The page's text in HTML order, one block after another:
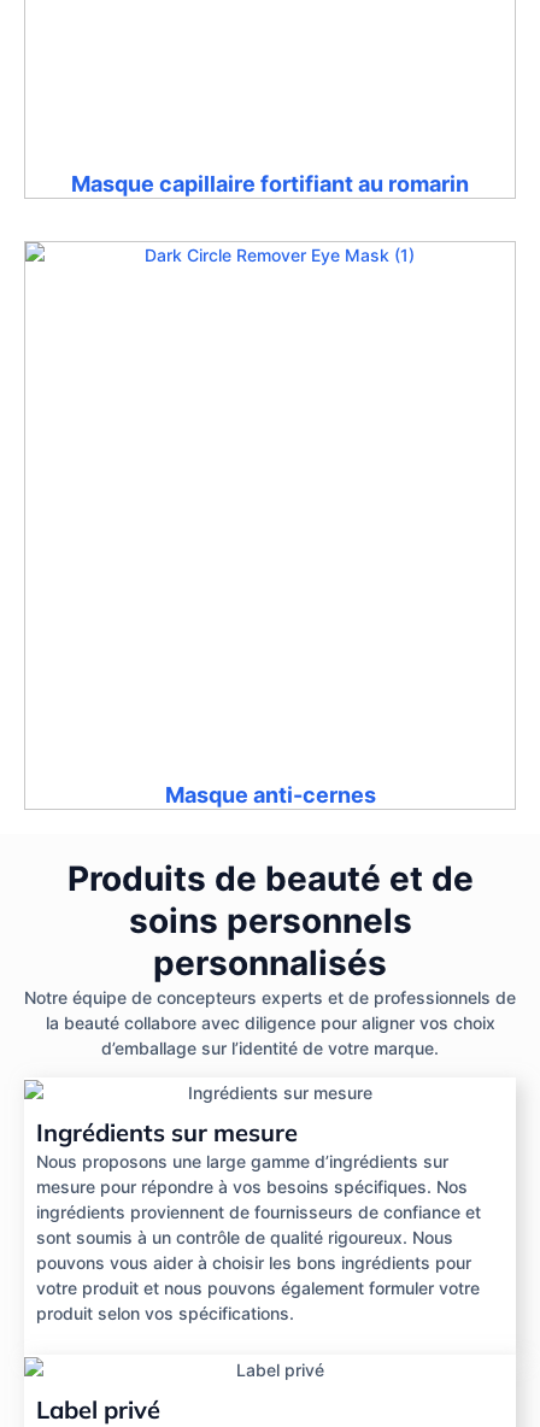
Masque capillaire fortifiant au romarin
Masque anti-cernes
Produits de beauté et de
soins personnels
personnalisés
Notre équipe de concepteurs experts et de professionnels de
la beauté collabore avec diligence pour aligner vos choix
d’emballage sur l’identité de votre marque.
Ingrédients sur mesure
Nous proposons une large gamme d’ingrédients sur
mesure pour répondre à vos besoins spécifiques. Nos
ingrédients proviennent de fournisseurs de confiance et
sont soumis à un contrôle de qualité rigoureux. Nous
pouvons vous aider à choisir les bons ingrédients pour
votre produit et nous pouvons également formuler votre
produit selon vos spécifications.
Label privé